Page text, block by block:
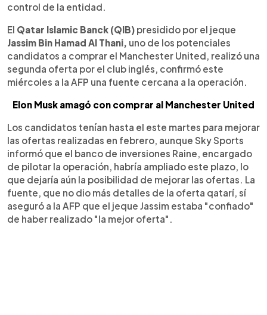
control de la entidad.
El Qatar Islamic Banck (QIB) presidido por el jeque
Jassim Bin Hamad Al Thani, uno de los potenciales
candidatos a comprar el Manchester United, realizó una
segunda oferta por el club inglés, confirmó este
miércoles a la AFP una fuente cercana a la operación.
Elon Musk amagó con comprar al Manchester United
Los candidatos tenían hasta el este martes para mejorar
las ofertas realizadas en febrero, aunque Sky Sports
informó que el banco de inversiones Raine, encargado
de pilotar la operación, habría ampliado este plazo, lo
que dejaría aún la posibilidad de mejorar las ofertas. La
fuente, que no dio más detalles de la oferta qatarí, sí
aseguró a la AFP que el jeque Jassim estaba "confiado"
de haber realizado "la mejor oferta".